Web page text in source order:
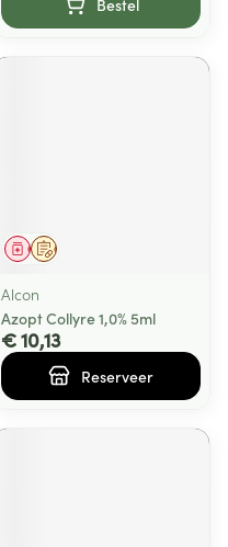
Bestel
Op voorschrift
Geneesmiddel
Alcon
Azopt Collyre 1,0% 5ml
€ 10,13
Reserveer